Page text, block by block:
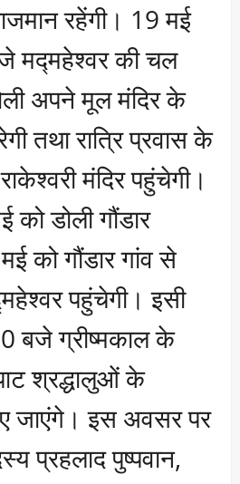
रहेंगी। 19 मई
मद्महेश्वर की चल
अपने मूल मंदिर के
तथा रात्रि प्रवास के
मंदिर पहुंचेगी।
डोली गौंडार
को गौंडार गांव से
पहुंचेगी। इसी
बजे ग्रीष्मकाल के
श्रद्धालुओं के
जाएंगे। इस अवसर पर
प्रहलाद पुष्पवान,